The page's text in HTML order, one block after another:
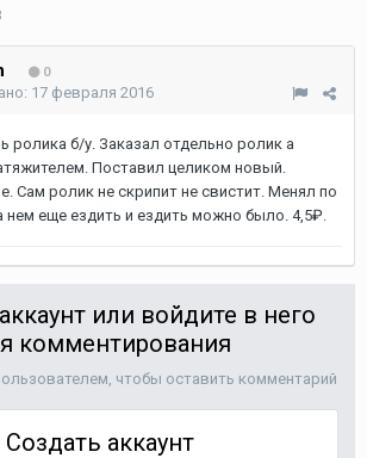
0
17 февраля 2016
ролика б/у. Заказал отдельно ролик а
Поставил целиком новый.
Сам ролик не скрипит не свистит. Менял по
нем еще ездить и ездить можно было. 4,5₽.
или войдите в него
комментирования
чтобы оставить комментарий
Создать аккаунт